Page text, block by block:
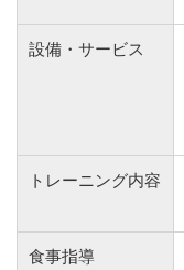
設備・サービス
トレーニング内容
食事指導